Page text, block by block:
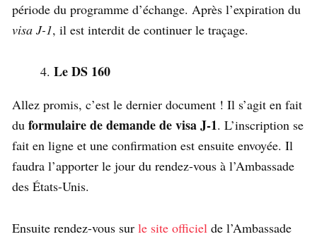
période du programme d’échange. Après l’expiration du
visa J-1, il est interdit de continuer le traçage.
Le DS 160
Allez promis, c’est le dernier document ! Il s’agit en fait
du formulaire de demande de visa J-1. L’inscription se
fait en ligne et une confirmation est ensuite envoyée. Il
faudra l’apporter le jour du rendez-vous à l’Ambassade
des États-Unis.
Ensuite rendez-vous sur le site officiel de l’Ambassade